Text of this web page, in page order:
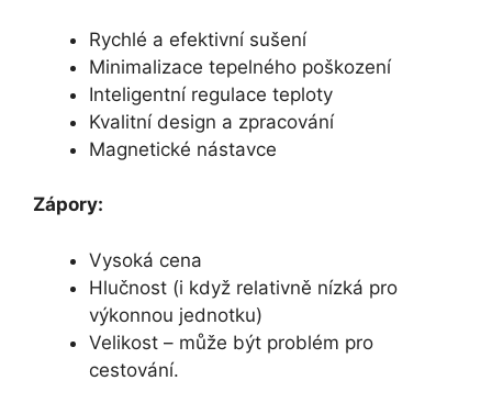
Rychlé a efektivní sušení
Minimalizace tepelného poškození
Inteligentní regulace teploty
Kvalitní design a zpracování
Magnetické nástavce
Zápory:
Vysoká cena
Hlučnost (i když relativně nízká pro
výkonnou jednotku)
Velikost – může být problém pro
cestování.